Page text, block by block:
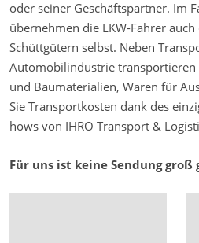
oder seiner Geschäftspartner. Im
übernehmen die LKW-Fahrer
Schüttgütern selbst. Neben
Automobilindustrie transportieren
und Baumaterialien, Waren für
Sie Transportkosten dank des
hows von IHRO Transport &
Für uns ist keine Sendung groß